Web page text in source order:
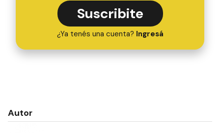
Suscribite
¿Ya tenés una cuenta? Ingresá
Autor